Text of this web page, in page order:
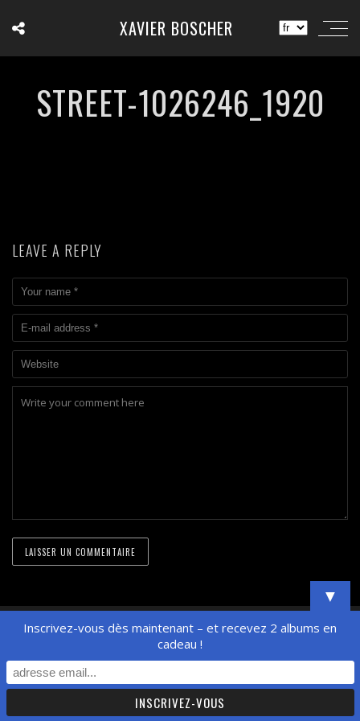
XAVIER BOSCHER
STREET-1026246_1920
LEAVE A REPLY
▼
Inscrivez-vous dès maintenant – et recevez 2 albums en
cadeau !